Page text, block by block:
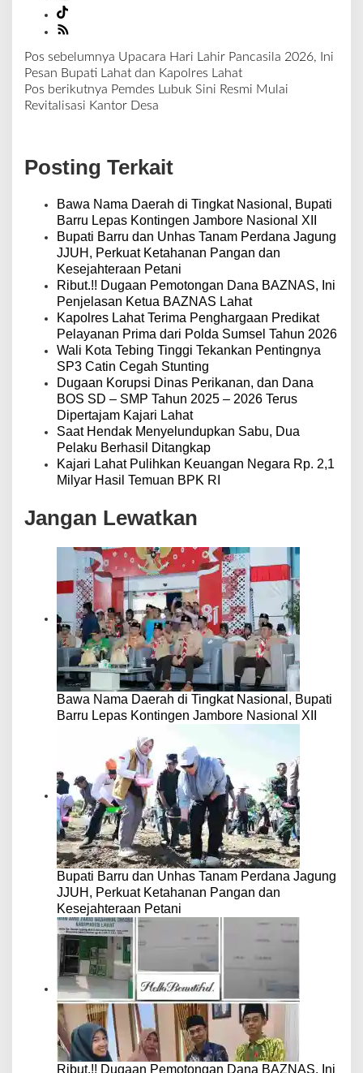
N
a
v
a
s
Pos sebelumnya Upacara Hari Lahir Pancasila 2026, Ini
Pesan Bupati Lahat dan Kapolres Lahat
Pos berikutnya Pemdes Lubuk Sini Resmi Mulai
Revitalisasi Kantor Desa
Posting Terkait
Bawa Nama Daerah di Tingkat Nasional, Bupati
Barru Lepas Kontingen Jambore Nasional XII
Bupati Barru dan Unhas Tanam Perdana Jagung
JJUH, Perkuat Ketahanan Pangan dan
Kesejahteraan Petani
Ribut.!! Dugaan Pemotongan Dana BAZNAS, Ini
Penjelasan Ketua BAZNAS Lahat
Kapolres Lahat Terima Penghargaan Predikat
Pelayanan Prima dari Polda Sumsel Tahun 2026
Wali Kota Tebing Tinggi Tekankan Pentingnya
SP3 Catin Cegah Stunting
Dugaan Korupsi Dinas Perikanan, dan Dana
BOS SD – SMP Tahun 2025 – 2026 Terus
Dipertajam Kajari Lahat
Saat Hendak Menyelundupkan Sabu, Dua
Pelaku Berhasil Ditangkap
Kajari Lahat Pulihkan Keuangan Negara Rp. 2,1
Milyar Hasil Temuan BPK RI
Jangan Lewatkan
Bawa Nama Daerah di Tingkat Nasional, Bupati
Barru Lepas Kontingen Jambore Nasional XII
Bupati Barru dan Unhas Tanam Perdana Jagung
JJUH, Perkuat Ketahanan Pangan dan
Kesejahteraan Petani
Ribut.!! Dugaan Pemotongan Dana BAZNAS, Ini